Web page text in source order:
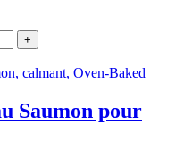
+
Saumon pour